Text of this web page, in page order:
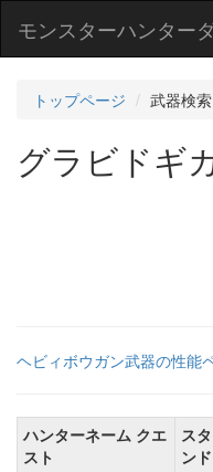
モンスターハンター
トップページ 武器検索
グラビドギ
ヘビィボウガン武器の性能
ハンターネーム クエ
スト
ス
ンド